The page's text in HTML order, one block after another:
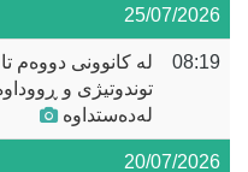
25/07/2026
08:19
توندوتیژی و
لەدەستداوە
20/07/2026